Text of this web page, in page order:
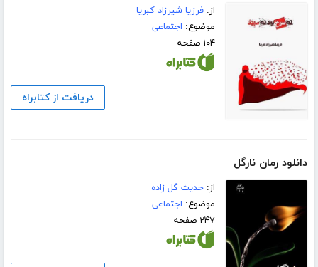
از:فرزیا شیرزاد کبریا
موضوع: اجتماعی
۱۰۴ صفحه
دریافت از کتابراه
دانلود رمان نارگل
از:حدیث گل زاده
موضوع: اجتماعی
۲۴۷ صفحه